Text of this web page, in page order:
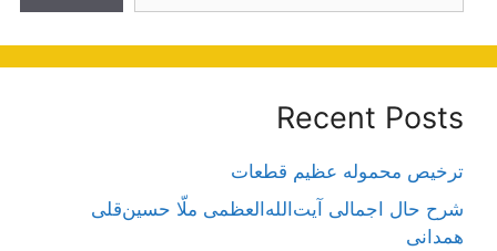
Recent Posts
ترخیص محموله عظیم قطعات
شرح حال اجمالی آیت‌الله‌العظمی ملّا حسین‌قلی
همدانی